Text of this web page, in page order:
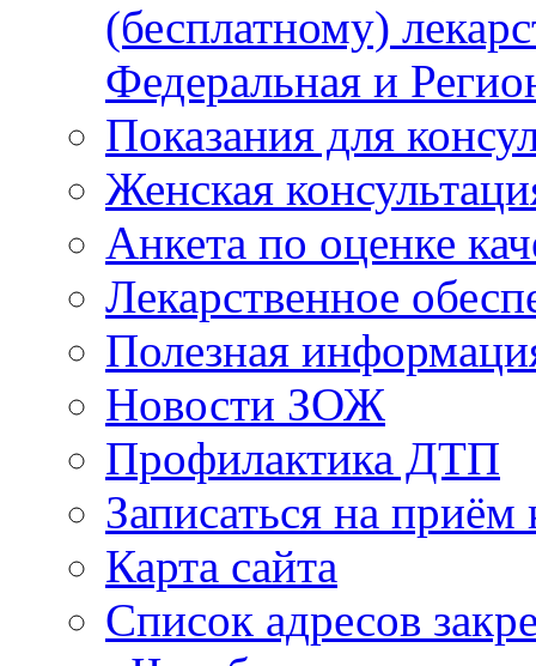
(бесплатному)
Федеральная и
Показания для
Женская
Анкета по оценке
Лекарственное
Полезная
Новости ЗОЖ
Профилактика ДТП
Записаться на приём
Карта сайта
Список адресов